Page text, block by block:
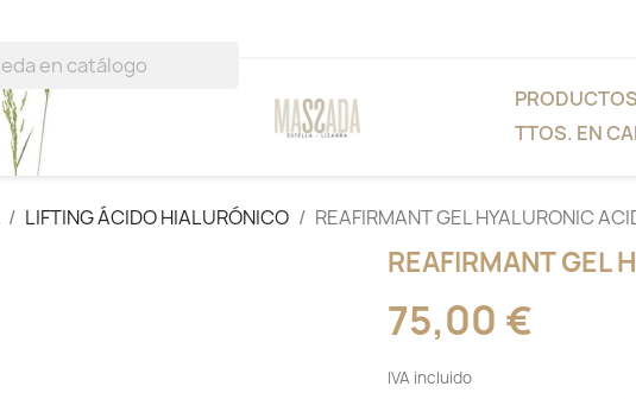
TTOS. EN
LIFTING ÁCIDO HIALURÓNICO REAFIRMANT GEL HYALURONIC
REAFIRMANT GEL
75,00 €
IVA incluido